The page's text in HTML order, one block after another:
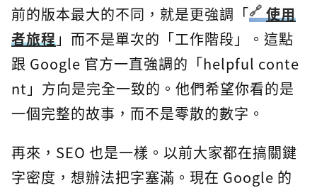
前的版本最大的不同，就是更強調「
使用
者旅程」而不是單次的「工作階段」。這點
跟 Google 官方一直強調的「helpful conte
nt」方向是完全一致的。他們希望你看的是
一個完整的故事，而不是零散的數字。
再來，SEO 也是一樣。以前大家都在搞關鍵
字密度，想辦法把字塞滿。現在 Google 的